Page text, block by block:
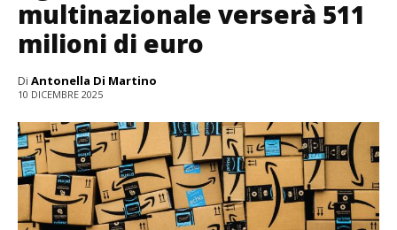
multinazionale verserà 511
milioni di euro
Di Antonella Di Martino
10 DICEMBRE 2025